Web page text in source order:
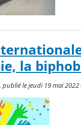
la
le jeudi 19 mai